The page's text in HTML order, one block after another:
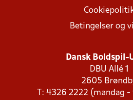
Betingelser og
Dansk Boldspil-
DBU Allé 1
2605
T: 4326 2222 (mandag